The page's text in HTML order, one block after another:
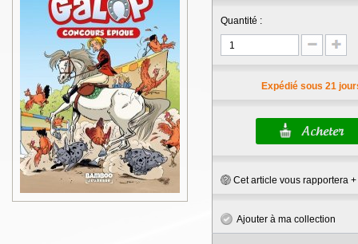
Quantité :
Expédié sous 21
Cet article vous rapportera +
Ajouter à ma collection